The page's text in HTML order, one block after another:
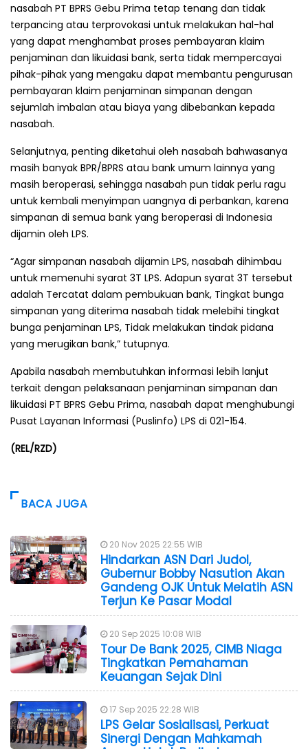
nasabah PT BPRS Gebu Prima tetap tenang dan tidak
terpancing atau terprovokasi untuk melakukan hal-hal
yang dapat menghambat proses pembayaran klaim
penjaminan dan likuidasi bank, serta tidak mempercayai
pihak-pihak yang mengaku dapat membantu pengurusan
pembayaran klaim penjaminan simpanan dengan
sejumlah imbalan atau biaya yang dibebankan kepada
nasabah.
Selanjutnya, penting diketahui oleh nasabah bahwasanya
masih banyak BPR/BPRS atau bank umum lainnya yang
masih beroperasi, sehingga nasabah pun tidak perlu ragu
untuk kembali menyimpan uangnya di perbankan, karena
simpanan di semua bank yang beroperasi di Indonesia
dijamin oleh LPS.
“Agar simpanan nasabah dijamin LPS, nasabah dihimbau
untuk memenuhi syarat 3T LPS. Adapun syarat 3T tersebut
adalah Tercatat dalam pembukuan bank, Tingkat bunga
simpanan yang diterima nasabah tidak melebihi tingkat
bunga penjaminan LPS, Tidak melakukan tindak pidana
yang merugikan bank,” tutupnya.
Apabila nasabah membutuhkan informasi lebih lanjut
terkait dengan pelaksanaan penjaminan simpanan dan
likuidasi PT BPRS Gebu Prima, nasabah dapat menghubungi
Pusat Layanan Informasi (Puslinfo) LPS di 021-154.
(REL/RZD)
BACA JUGA
20 Nov 2025 22:55 WIB
Hindarkan ASN Dari Judol,
Gubernur Bobby Nasution Akan
Gandeng OJK Untuk Melatih ASN
Terjun Ke Pasar Modal
20 Sep 2025 10:08 WIB
Tour De Bank 2025, CIMB Niaga
Tingkatkan Pemahaman
Keuangan Sejak Dini
17 Sep 2025 22:28 WIB
LPS Gelar Sosialisasi, Perkuat
Sinergi Dengan Mahkamah